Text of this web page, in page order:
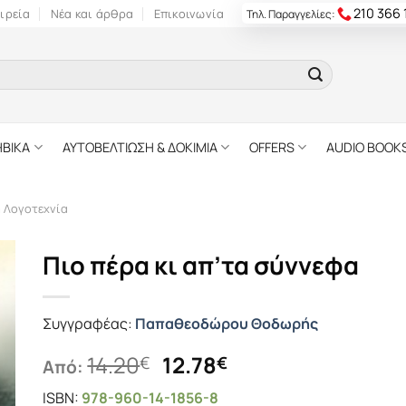
Νέα και άρθρα Επικοινωνία Τηλ. Παραγγελίες: 210 366
ΑΥΤΟΒΕΛΤΙΩΣΗ & ΔΟΚΙΜΙΑ OFFERS AUDIO
Λογοτεχνία
Πιο πέρα κι απ’τα σύννεφα
Συγγραφέας: Παπαθεοδώρου Θοδωρής
Από:14.20€ Original
price
12.78€Η
ISBN: 978-960-14-1856-8